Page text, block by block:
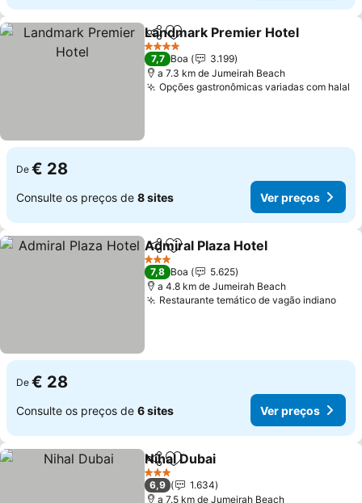
PartilharAdicionar aos favoritos
Landmark Premier Hotel
4 Estrelas
7,7 Boa
3.199
a 7.3 km de Jumeirah Beach
Opções gastronômicas variadas com halal
De € 28
Consulte os preços de 8 sites Ver preços
PartilharAdicionar aos favoritos
Admiral Plaza Hotel
3 Estrelas
7,8 Boa
5.625
a 4.8 km de Jumeirah Beach
Restaurante temático de vagão indianoVer
De € 28
Consulte os preços de 6 sites Ver preços
PartilharAdicionar aos favoritos
Nihal Dubai
3 Estrelas
6,9
1.634
a 7.5 km de Jumeirah Beach